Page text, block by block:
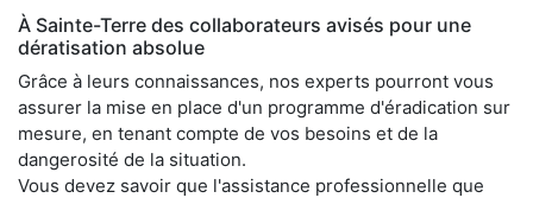
À Sainte-Terre des collaborateurs avisés pour une
dératisation absolue
Grâce à leurs connaissances, nos experts pourront vous
assurer la mise en place d'un programme d'éradication sur
mesure, en tenant compte de vos besoins et de la
dangerosité de la situation.
Vous devez savoir que l'assistance professionnelle que